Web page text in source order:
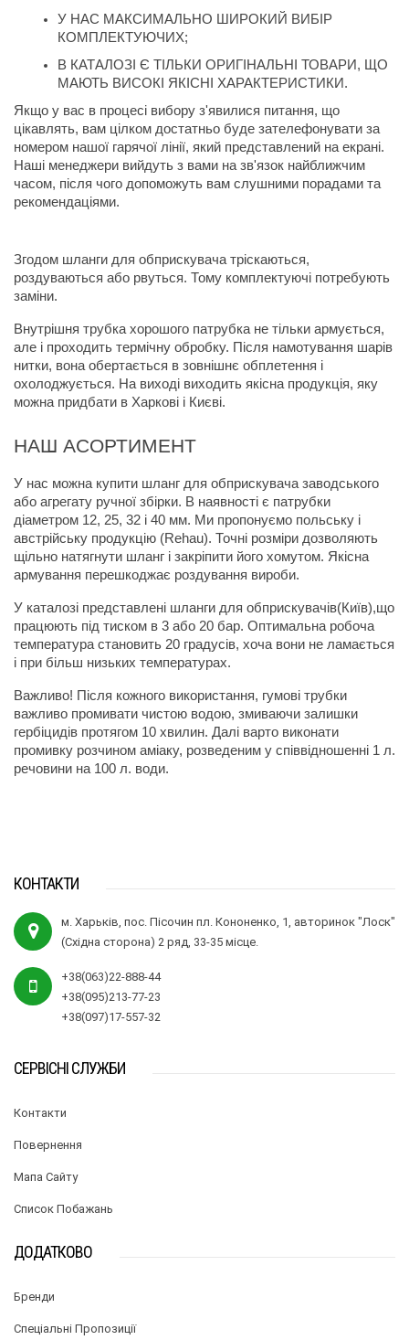
У НАС МАКСИМАЛЬНО ШИРОКИЙ ВИБІР
КОМПЛЕКТУЮЧИХ;
В КАТАЛОЗІ Є ТІЛЬКИ ОРИГІНАЛЬНІ ТОВАРИ, ЩО
МАЮТЬ ВИСОКІ ЯКІСНІ ХАРАКТЕРИСТИКИ.
Якщо у вас в процесі вибору з'явилися питання, що
цікавлять, вам цілком достатньо буде зателефонувати за
номером нашої гарячої лінії, який представлений на екрані.
Наші менеджери вийдуть з вами на зв'язок найближчим
часом, після чого допоможуть вам слушними порадами та
рекомендаціями.
Згодом шланги для обприскувача тріскаються,
роздуваються або рвуться. Тому комплектуючі потребують
заміни.
Внутрішня трубка хорошого патрубка не тільки армується,
але і проходить термічну обробку. Після намотування шарів
нитки, вона обертається в зовнішнє обплетення і
охолоджується. На виході виходить якісна продукція, яку
можна придбати в Харкові і Києві.
НАШ АСОРТИМЕНТ
У нас можна купити шланг для обприскувача заводського
або агрегату ручної збірки. В наявності є патрубки
діаметром 12, 25, 32 і 40 мм. Ми пропонуємо польську і
австрійську продукцію (Rehau). Точні розміри дозволяють
щільно натягнути шланг і закріпити його хомутом. Якісна
армування перешкоджає роздування вироби.
У каталозі представлені шланги для обприскувачів(Київ),що
працюють під тиском в 3 або 20 бар. Оптимальна робоча
температура становить 20 градусів, хоча вони не ламається
і при більш низьких температурах.
Важливо! Після кожного використання, гумові трубки
важливо промивати чистою водою, змиваючи залишки
гербіцидів протягом 10 хвилин. Далі варто виконати
промивку розчином аміаку, розведеним у співвідношенні 1 л.
речовини на 100 л. води.
КОНТАКТИ
м. Харьків, пос. Пісочин пл. Кононенко, 1, авторинок "Лоск"
(Східна сторона) 2 ряд, 33-35 місце.
+38(063)22-888-44
+38(095)213-77-23
+38(097)17-557-32
СЕРВІСНІ СЛУЖБИ
Контакти
Повернення
Мапа Сайту
Список Побажань
ДОДАТКОВО
Бренди
Спеціальні Пропозиції